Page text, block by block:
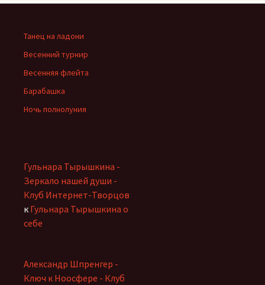
Танец на ладони
Весенний турнир
Весенняя флейта
Барабашка
Ночь полнолуния
Гульнара Тырышкина -
Зеркало нашей души -
Клуб Интернет-Творцов
к Гульнара Тырышкина о
себе
Александр Шпренгер -
Ключ к Ноосфере - Клуб